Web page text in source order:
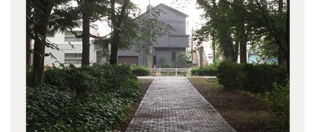
介します。
詳しくはこちらのPDFをご覧ください。